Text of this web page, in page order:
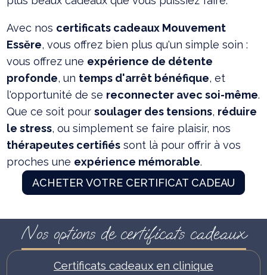
Avec nos certificats cadeaux Mouvement
Essĕre, vous offrez bien plus qu'un simple soin :
vous offrez une expérience de détente
profonde, un temps d'arrêt bénéfique, et
l'opportunité de se reconnecter avec soi-même.
Que ce soit poursoulager des tensions, réduire
le stress, ou simplement se faire plaisir, nos
thérapeutes certifiés sont là pour offrir à vos
proches une expérience mémorable.
ACHETER VOTRE CERTIFICAT CADEAU
Nos options de certificats cadeaux
Certificats cadeaux en clinique